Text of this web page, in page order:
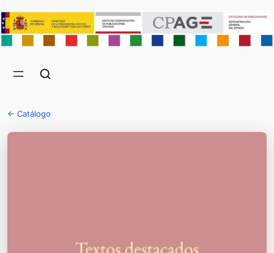
← Catálogo